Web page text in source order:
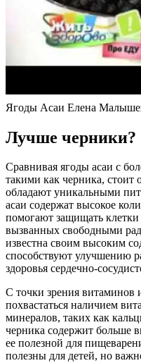
Ягоды Асаи Елена
Лучше черники?
Сравнивая ягоды асаи с
такими как черника, стоит
обладают уникальными
асаи содержат высокое
помогают защищать
вызванных свободными
известна своим высоким
способствуют улучшению
здоровья сердечно-
С точки зрения витаминов
похвастаться наличием
минералов, таких как
черника содержит больше
ее полезной для
полезны для детей, но